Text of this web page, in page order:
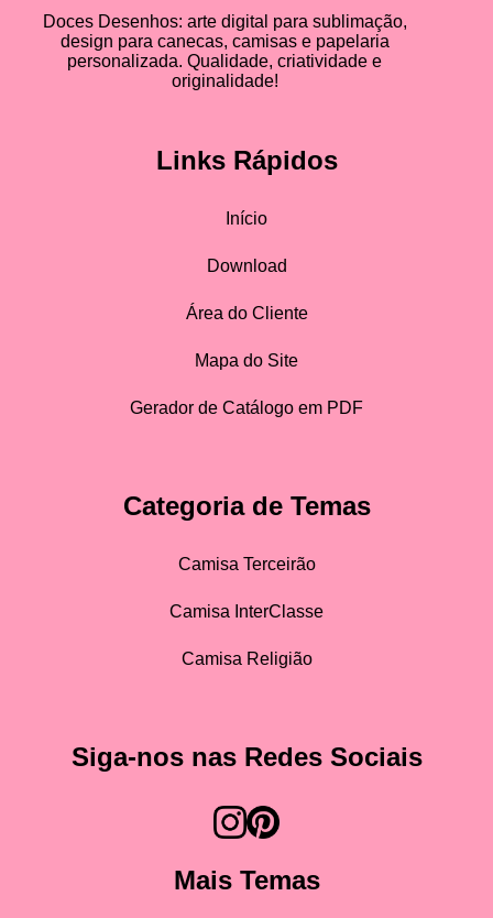
Doces Desenhos: arte digital para sublimação,
design para canecas, camisas e papelaria
personalizada. Qualidade, criatividade e
originalidade!
Links Rápidos
Início
Download
Área do Cliente
Mapa do Site
Gerador de Catálogo em PDF
Categoria de Temas
Camisa Terceirão
Camisa InterClasse
Camisa Religião
Siga-nos nas Redes Sociais
Mais Temas